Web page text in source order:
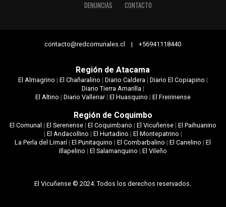
DENUNCIAS
CONTACTO
contacto@redcomunales.cl | +56941118440
Región de Atacama
El Almagrino | El Chañaralino | Diario Caldera| Diario El Copiapino |
Diario Tierra Amarilla|
El Altino | Diario Vallenar| El Huasquino | El Freirinense
Región de Coquimbo
El Comunal | El Serenense| El Coquimbano | El Vicuñense| El Paihuanino
| El Andacollino | El Hurtadino | El Montepatrino |
La Perla del Limarí|El Punitaquino |El Combarbalino |El Canelino |El
Illapelino | El Salamanquino | El Vileño
El Vicuñense © 2024. Todos los derechos reservados.